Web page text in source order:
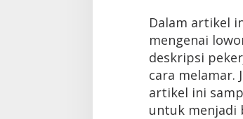
Dalam artikel
mengenai
deskripsi
cara melamar.
artikel ini
untuk menjadi